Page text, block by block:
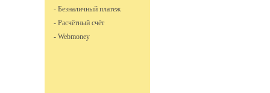
- Безналичный платеж
- Расчётный счёт
- Webmoney